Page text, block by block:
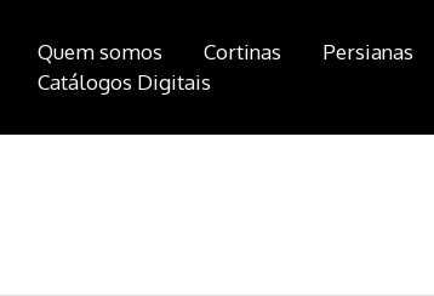
Quem somos Cortinas Persianas
Catálogos Digitais